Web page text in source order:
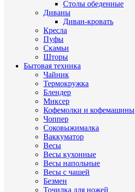
Столы обеденные
Диваны
Диван-кровать
Кресла
Пуфы
Скамьи
Шторы
Бытовая техника
Чайник
Термокружка
Блендер
Миксер
Кофемолки и кофемашины
Чоппер
Соковыжималка
Ваккуматор
Весы
Весы кухонные
Весы напольные
Весы с чашей
Безмен
Точилка для ножей